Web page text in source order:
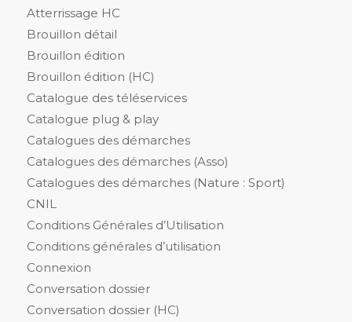
Atterrissage HC
Brouillon détail
Brouillon édition
Brouillon édition (HC)
Catalogue des téléservices
Catalogue plug & play
Catalogues des démarches
Catalogues des démarches (Asso)
Catalogues des démarches (Nature : Sport)
CNIL
Conditions Générales d’Utilisation
Conditions générales d’utilisation
Connexion
Conversation dossier
Conversation dossier (HC)